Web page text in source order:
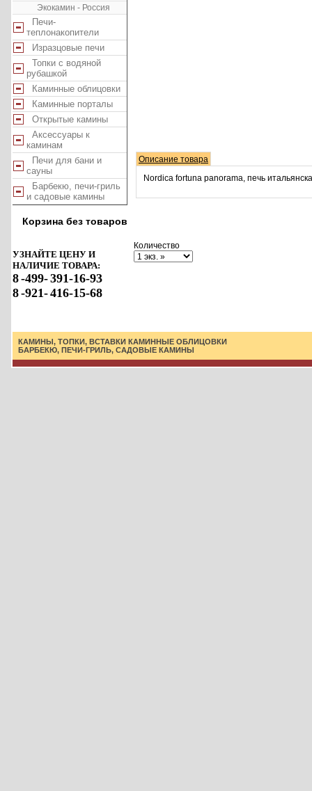
Экокамин - Россия
Печи-
теплонакопители
Изразцовые печи
Топки с водяной
рубашкой
Каминные облицовки
Каминные порталы
Открытые камины
Аксессуары к
каминам
Печи для бани и
сауны
Барбекю, печи-гриль
и садовые камины
Корзина без товаров
УЗНАЙТЕ ЦЕНУ И
НАЛИЧИЕ ТОВАРА:
8-499-391-16-93
8-921-416-15-68
Описание товара
Nordica fortuna panorama, печь
Количество
КАМИНЫ, ТОПКИ, ВСТАВКИ КАМИННЫЕ ОБЛИЦОВКИ
БАРБЕКЮ, ПЕЧИ-ГРИЛЬ, САДОВЫЕ КАМИНЫ